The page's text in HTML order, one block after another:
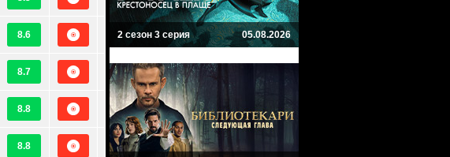
8.6
8.7
8.8
8.8
2 сезон 3 серия 05.08.2026